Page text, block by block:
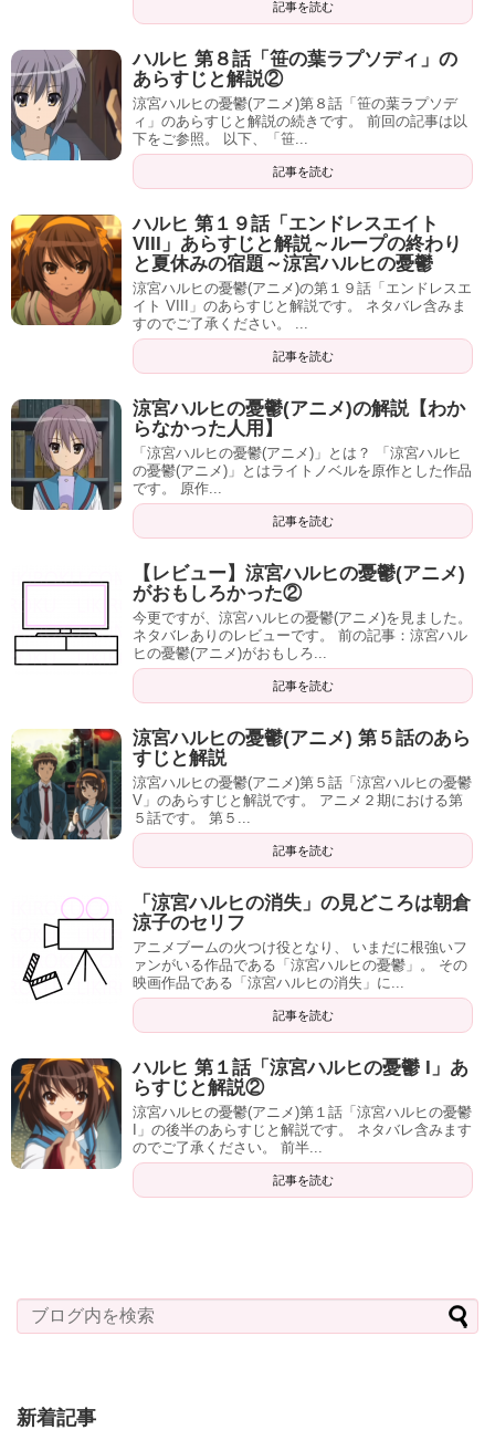
記事を読む
ハルヒ 第８話「笹の葉ラプソディ」の
あらすじと解説②
涼宮ハルヒの憂鬱(アニメ)第８話「笹の葉ラプソデ
ィ」のあらすじと解説の続きです。 前回の記事は以
下をご参照。 以下、「笹...
記事を読む
ハルヒ 第１９話「エンドレスエイト
VIII」あらすじと解説～ループの終わり
と夏休みの宿題～涼宮ハルヒの憂鬱
涼宮ハルヒの憂鬱(アニメ)の第１９話「エンドレスエ
イト VIII」のあらすじと解説です。 ネタバレ含みま
すのでご了承ください。 ...
記事を読む
涼宮ハルヒの憂鬱(アニメ)の解説【わか
らなかった人用】
「涼宮ハルヒの憂鬱(アニメ)」とは？ 「涼宮ハルヒ
の憂鬱(アニメ)」とはライトノベルを原作とした作品
です。 原作...
記事を読む
【レビュー】涼宮ハルヒの憂鬱(アニメ)
がおもしろかった②
今更ですが、涼宮ハルヒの憂鬱(アニメ)を見ました。
ネタバレありのレビューです。 前の記事：涼宮ハル
ヒの憂鬱(アニメ)がおもしろ...
記事を読む
涼宮ハルヒの憂鬱(アニメ) 第５話のあら
すじと解説
涼宮ハルヒの憂鬱(アニメ)第５話「涼宮ハルヒの憂鬱
V」のあらすじと解説です。 アニメ２期における第
５話です。 第５...
記事を読む
「涼宮ハルヒの消失」の見どころは朝倉
涼子のセリフ
アニメブームの火つけ役となり、 いまだに根強いフ
ァンがいる作品である「涼宮ハルヒの憂鬱」。 その
映画作品である「涼宮ハルヒの消失」に...
記事を読む
ハルヒ 第１話「涼宮ハルヒの憂鬱 I」あ
らすじと解説②
涼宮ハルヒの憂鬱(アニメ)第１話「涼宮ハルヒの憂鬱
I」の後半のあらすじと解説です。 ネタバレ含みます
のでご了承ください。 前半...
記事を読む
新着記事